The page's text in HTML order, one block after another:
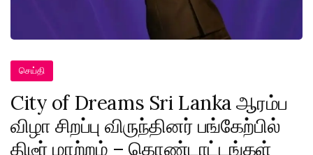
செய்தி
City of Dreams Sri Lanka ஆரம்ப
விழா சிறப்பு விருந்தினர் பங்கேற்பில்
திடீர் மாற்றம் – கொண்டாட்டங்கள்